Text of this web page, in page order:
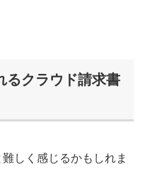
るクラウド請求書
しく感じるかもしれま